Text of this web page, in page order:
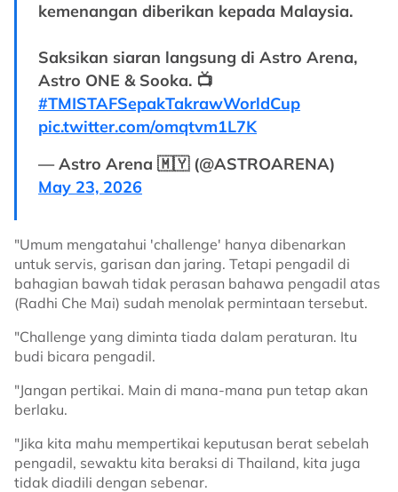
kemenangan diberikan kepada Malaysia.
Saksikan siaran langsung di Astro Arena,
Astro ONE & Sooka. 📺
#TMISTAFSepakTakrawWorldCup
pic.twitter.com/omqtvm1L7K
— Astro Arena 🇲🇾 (@ASTROARENA)
May 23, 2026
"Umum mengatahui 'challenge' hanya dibenarkan
untuk servis, garisan dan jaring. Tetapi pengadil di
bahagian bawah tidak perasan bahawa pengadil atas
(Radhi Che Mai) sudah menolak permintaan tersebut.
"Challenge yang diminta tiada dalam peraturan. Itu
budi bicara pengadil.
"Jangan pertikai. Main di mana-mana pun tetap akan
berlaku.
"Jika kita mahu mempertikai keputusan berat sebelah
pengadil, sewaktu kita beraksi di Thailand, kita juga
tidak diadili dengan sebenar.